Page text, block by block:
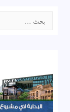
عن: